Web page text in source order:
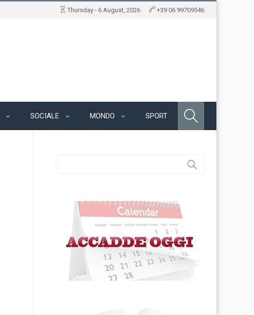
Thursday - 6 August, 2026 +39 06 99709546
SOCIALE MONDO SPORT